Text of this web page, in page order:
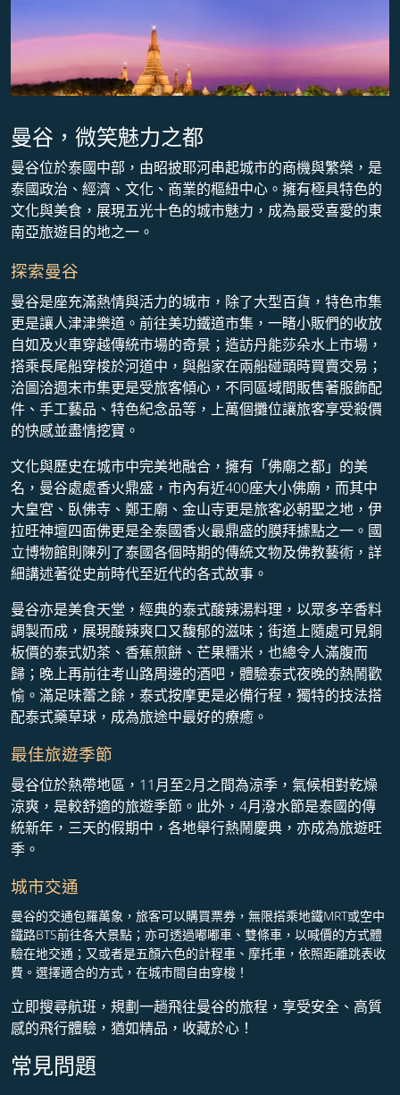
曼谷，微笑魅力之都
曼谷位於泰國中部，由昭披耶河串起城市的商機與繁榮，是
泰國政治、經濟、文化、商業的樞紐中心。擁有極具特色的
文化與美食，展現五光十色的城市魅力，成為最受喜愛的東
南亞旅遊目的地之一。
探索曼谷
曼谷是座充滿熱情與活力的城市，除了大型百貨，特色市集
更是讓人津津樂道。前往美功鐵道市集，一睹小販們的收放
自如及火車穿越傳統市場的奇景；造訪丹能莎朵水上市場，
搭乘長尾船穿梭於河道中，與船家在兩船碰頭時買賣交易；
洽圖洽週末市集更是受旅客傾心，不同區域間販售著服飾配
件、手工藝品、特色紀念品等，上萬個攤位讓旅客享受殺價
的快感並盡情挖寶。
文化與歷史在城市中完美地融合，擁有「佛廟之都」的美
名，曼谷處處香火鼎盛，市內有近400座大小佛廟，而其中
大皇宮、臥佛寺、鄭王廟、金山寺更是旅客必朝聖之地，伊
拉旺神壇四面佛更是全泰國香火最鼎盛的膜拜據點之一。國
立博物館則陳列了泰國各個時期的傳統文物及佛教藝術，詳
細講述著從史前時代至近代的各式故事。
曼谷亦是美食天堂，經典的泰式酸辣湯料理，以眾多辛香料
調製而成，展現酸辣爽口又馥郁的滋味；街道上隨處可見銅
板價的泰式奶茶、香蕉煎餅、芒果糯米，也總令人滿腹而
歸；晚上再前往考山路周邊的酒吧，體驗泰式夜晚的熱鬧歡
愉。滿足味蕾之餘，泰式按摩更是必備行程，獨特的技法搭
配泰式藥草球，成為旅途中最好的療癒。
最佳旅遊季節
曼谷位於熱帶地區，11月至2月之間為涼季，氣候相對乾燥
涼爽，是較舒適的旅遊季節。此外，4月潑水節是泰國的傳
統新年，三天的假期中，各地舉行熱鬧慶典，亦成為旅遊旺
季。
城市交通
曼谷的交通包羅萬象，旅客可以購買票券，無限搭乘地鐵MRT或空中
鐵路BTS前往各大景點；亦可透過嘟嘟車、雙條車，以喊價的方式體
驗在地交通；又或者是五顏六色的計程車、摩托車，依照距離跳表收
費。選擇適合的方式，在城市間自由穿梭！
立即搜尋航班，規劃一趟飛往曼谷的旅程，享受安全、高質
感的飛行體驗，猶如精品，收藏於心！
常見問題